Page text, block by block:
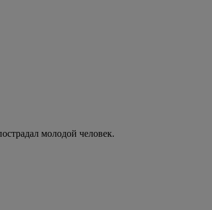
молодой человек.